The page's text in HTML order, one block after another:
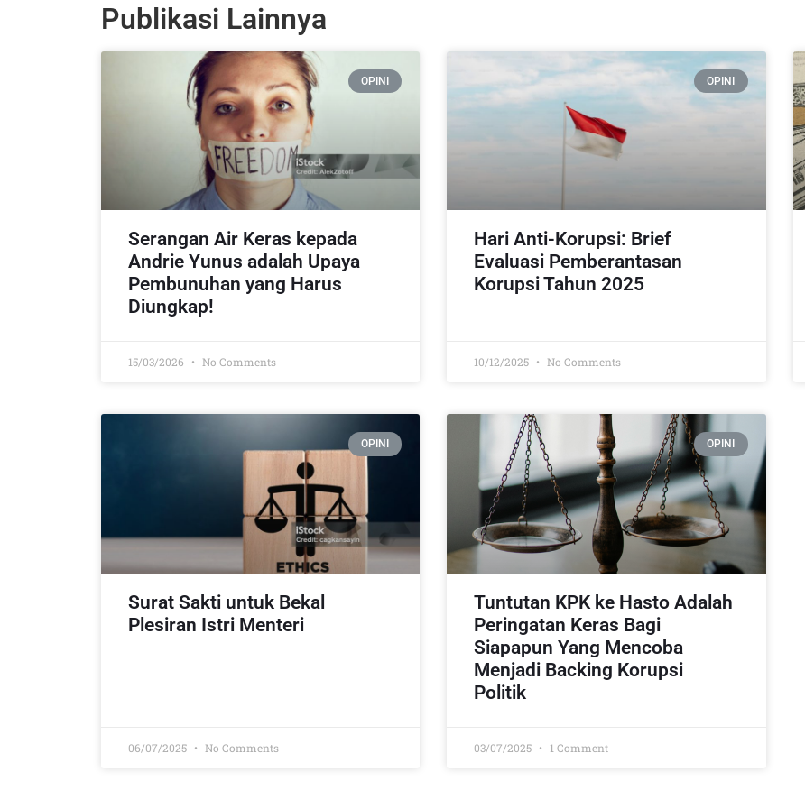
Publikasi Lainnya
OPINI
Serangan Air Keras kepada
Andrie Yunus adalah Upaya
Pembunuhan yang Harus
Diungkap!
15/03/2026 No Comments
OPINI
Hari Anti-Korupsi: Brief
Evaluasi Pemberantasan
Korupsi Tahun 2025
10/12/2025 No Comments
OPINI
Surat Sakti untuk Bekal
Plesiran Istri Menteri
06/07/2025 No Comments
OPINI
Tuntutan KPK ke Hasto Adalah
Peringatan Keras Bagi
Siapapun Yang Mencoba
Menjadi Backing Korupsi
Politik
03/07/2025 1 Comment